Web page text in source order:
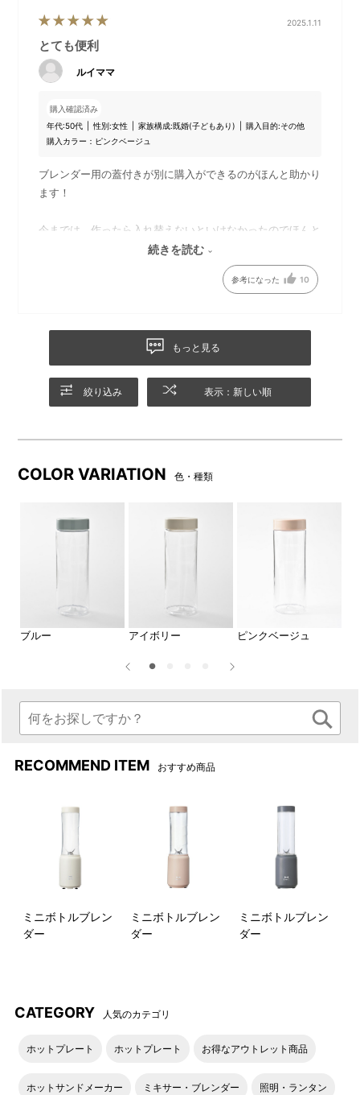
2025.1.11
とても便利
ルイママ
購入確認済み
年代:50代 性別:女性 家族構成:既婚(子どもあり) 購入目的:その他
購入カラー：ピンクベージュ
ブレンダー用の蓋付きが別に購入ができるのがほんと助かり
ます！
今までは、作ったら入れ替えないといけなかったのでほんと
価格も高くないので、家族分購入しても負担にならず、便利
続きを読む
参考になった 10
もっと見る
絞り込み 表示：新しい順
COLOR VARIATION 色・種類
ブルー アイボリー ピンクベージュ
RECOMMEND ITEM おすすめ商品
ミニボトルブレン
ダー
ミニボトルブレン
ダー
ミニボトルブレン
ダー
CATEGORY 人気のカテゴリ
ホットプレート ホットプレート お得なアウトレット商品
ホットサンドメーカー ミキサー・ブレンダー 照明・ランタン